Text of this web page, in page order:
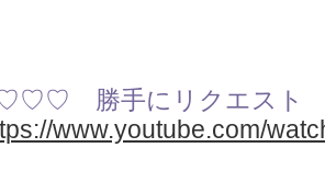
勝手にリクエスト
www.youtube.com/